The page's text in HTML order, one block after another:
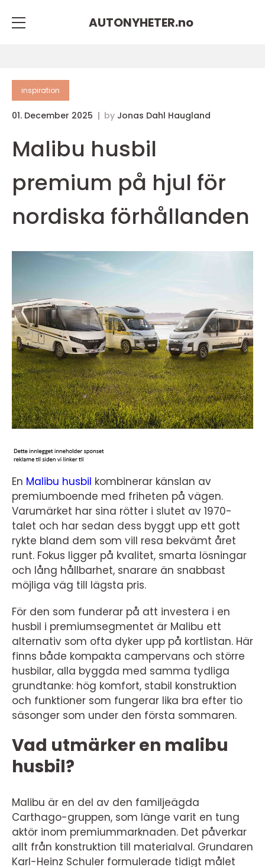
AUTONYHETER.no
inspiration
01. December 2025 by Jonas Dahl Haugland
Malibu husbil
premium på hjul för
nordiska förhållanden
En Malibu husbil kombinerar känslan av
premiumboende med friheten på vägen.
Varumärket har sina rötter i slutet av 1970-
talet och har sedan dess byggt upp ett gott
rykte bland dem som vill resa bekvämt året
runt. Fokus ligger på kvalitet, smarta lösningar
och lång hållbarhet, snarare än snabbast
möjliga väg till lägsta pris.
För den som funderar på att investera i en
husbil i premiumsegmentet är Malibu ett
alternativ som ofta dyker upp på kortlistan. Här
finns både kompakta campervans och större
husbilar, alla byggda med samma tydliga
grundtanke: hög komfort, stabil konstruktion
och funktioner som fungerar lika bra efter tio
säsonger som under den första sommaren.
Vad utmärker en malibu
husbil?
Malibu är en del av den familjeägda
Carthago-gruppen, som länge varit en tung
aktör inom premiummarknaden. Det påverkar
allt från konstruktion till materialval. Grundaren
Karl-Heinz Schuler formulerade tidigt målet